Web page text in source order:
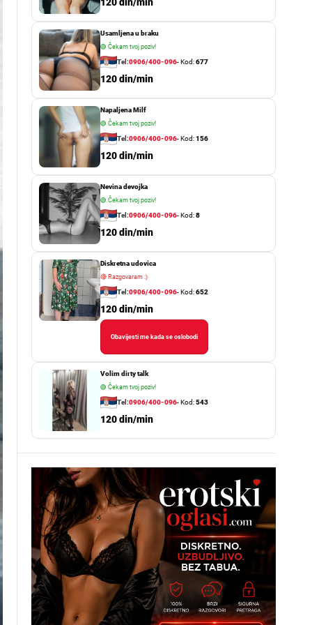
m
e
Usamljena u braku
🟢 Čekam tvoj poziv!
Tel:0906/400-096- Kod:677
120 din/min
Napaljena Milf
🟢 Čekam tvoj poziv!
Tel:0906/400-096- Kod:156
120 din/min
Nevina devojka
🟢 Čekam tvoj poziv!
Tel:0906/400-096- Kod:8
120 din/min
Diskretna udovica
🔴Razgovaram :)
Tel:0906/400-096- Kod:652
120 din/min
Obavijesti me kada se oslobodi
Volim dirty talk
🟢 Čekam tvoj poziv!
Tel:0906/400-096- Kod:543
120 din/min